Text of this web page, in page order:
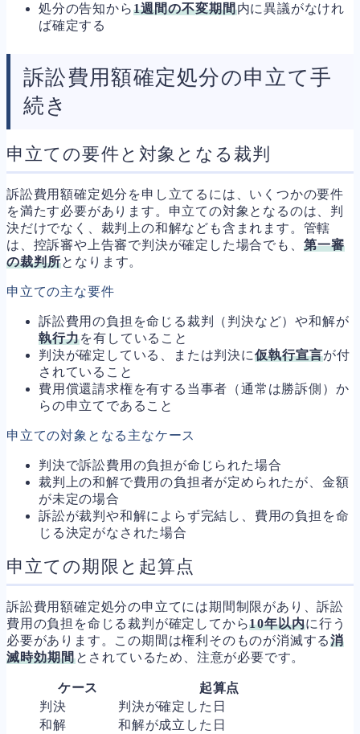
処分の告知から1週間の不変期間内に異議がなけれ
ば確定する
訴訟費用額確定処分の申立て手
続き
申立ての要件と対象となる裁判
訴訟費用額確定処分を申し立てるには、いくつかの要件
を満たす必要があります。申立ての対象となるのは、判
決だけでなく、裁判上の和解なども含まれます。管轄
は、控訴審や上告審で判決が確定した場合でも、 第一審
の裁判所となります。
申立ての主な要件
訴訟費用の負担を命じる裁判（判決など）や和解が
執行力を有していること
判決が確定している、または判決に仮執行宣言が付
されていること
費用償還請求権を有する当事者（通常は勝訴側）か
らの申立てであること
申立ての対象となる主なケース
判決で訴訟費用の負担が命じられた場合
裁判上の和解で費用の負担者が定められたが、金額
が未定の場合
訴訟が裁判や和解によらず完結し、費用の負担を命
じる決定がなされた場合
申立ての期限と起算点
訴訟費用額確定処分の申立てには期間制限があり、訴訟
費用の負担を命じる裁判が確定してから10年以内に行う
必要があります。この期間は権利そのものが消滅する消
滅時効期間とされているため、注意が必要です。
ケース
起算点
判決
判決が確定した日
和解
和解が成立した日